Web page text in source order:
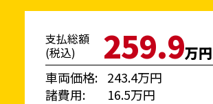
支払総額
(税込)
259.9万円
車両価格
243.4万円
諸費用
16.5万円